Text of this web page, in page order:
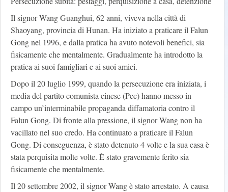
Il signor Wang Guanghui, 62 anni, viveva nella città di
Shaoyang, provincia di Hunan. Ha iniziato a praticare il Falun
Gong nel 1996, e dalla pratica ha avuto notevoli benefici, sia
fisicamente che mentalmente. Gradualmente ha introdotto la
pratica ai suoi famigliari e ai suoi amici.
Dopo il 20 luglio 1999, quando la persecuzione era iniziata, i
media del partito comunista cinese (Pcc) hanno messo in
campo un’interminabile propaganda diffamatoria contro il
Falun Gong. Di fronte alla pressione, il signor Wang non ha
vacillato nel suo credo. Ha continuato a praticare il Falun
Gong. Di conseguenza, è stato detenuto 4 volte e la sua casa è
stata perquisita molte volte. È stato gravemente ferito sia
fisicamente che mentalmente.
Il 20 settembre 2002, il signor Wang è stato arrestato. A causa